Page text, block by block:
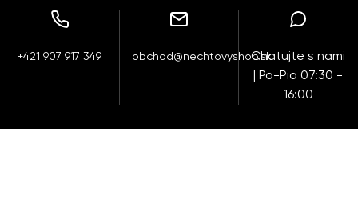
+421 907 917 349 obchod@nechtovyshop.skChatujte s nami
| Po-Pia 07:30 -
16:00